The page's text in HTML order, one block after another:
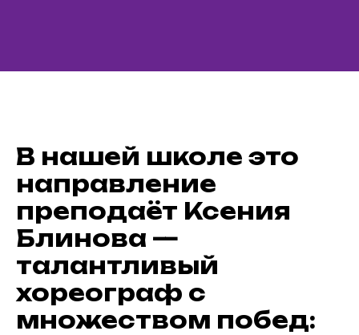
В нашей школе это
направление
преподаёт Ксения
Блинова —
талантливый
хореограф с
множеством побед: